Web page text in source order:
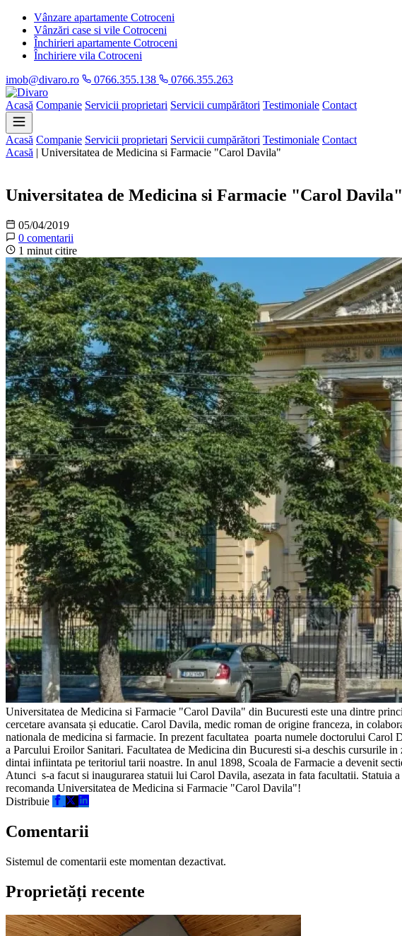
Vânzare apartamente Cotroceni
Vânzări case si vile Cotroceni
Închirieri apartamente Cotroceni
Închiriere vila Cotroceni
imob@divaro.ro
0766.355.138 0766.355.263
Acasă Companie Servicii proprietari Servicii cumpărători Testimoniale Contact
Acasă Companie Servicii proprietari Servicii cumpărători Testimoniale Contact
Acasă | Universitatea de Medicina si Farmacie "Carol Davila"
Universitatea de Medicina si Farmacie "Carol Davila"
05/04/2019
0 comentarii
1 minut citire
Universitatea de Medicina si Farmacie "Carol Davila" din Bucuresti este una dintre
cercetare avansata și educatie. Carol Davila, medic roman de origine franceza, in
nationala de medicina si farmacie. In prezent facultatea poarta numele doctorului
a Parcului Eroilor Sanitari. Facultatea de Medicina din Bucuresti si-a deschis cursurile
dintai infiintata pe teritoriul tarii noastre. In anul 1898, Scoala de Farmacie a devenit
Atunci s-a facut si inaugurarea statuii lui Carol Davila, asezata in fata facultatii. Statuia
recomanda Universitatea de Medicina si Farmacie "Carol Davila"!
Distribuie
Comentarii
Sistemul de comentarii este momentan dezactivat.
Proprietăți recente